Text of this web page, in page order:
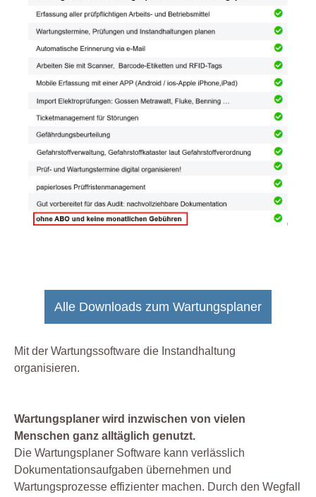
Alle Downloads zum Wartungsplaner
Mit der Wartungssoftware die Instandhaltung
organisieren.
Wartungsplaner wird inzwischen von vielen
Menschen ganz alltäglich genutzt.
Die Wartungsplaner Software kann verlässlich
Dokumentationsaufgaben übernehmen und
Wartungsprozesse effizienter machen. Durch den Wegfall